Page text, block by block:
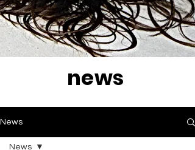
news
News
News